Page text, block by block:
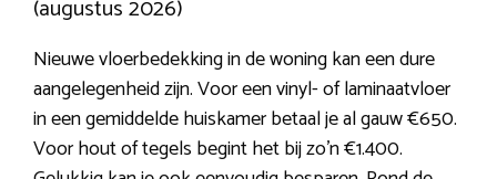
(augustus 2026)
Nieuwe vloerbedekking in de woning kan een dure
aangelegenheid zijn. Voor een vinyl- of laminaatvloer
in een gemiddelde huiskamer betaal je al gauw €650.
Voor hout of tegels begint het bij zo’n €1.400.